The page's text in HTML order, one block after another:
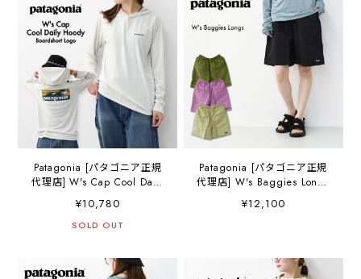
ツ・LADY'S [2026SS]
Patagonia [パタゴニア正規
代理店] W's Cap Cool Daily
Hoody - Boardshort Logo
[45474] ウィメンズ・キャプ
リーン・クール・デイリ
ーツ・ロゴ）・長袖Tシャ
ツ・LADY'S [2026SS]
¥10,780
SOLD OUT
Patagonia [パタゴニア正規
代理店] W's Baggies Longs
[57035] ウィメンズ・バギー
ズ・ロング・レジャー・ア
¥12,100